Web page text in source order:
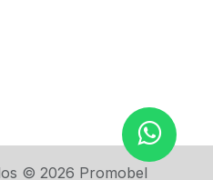
© 2026 Promobel